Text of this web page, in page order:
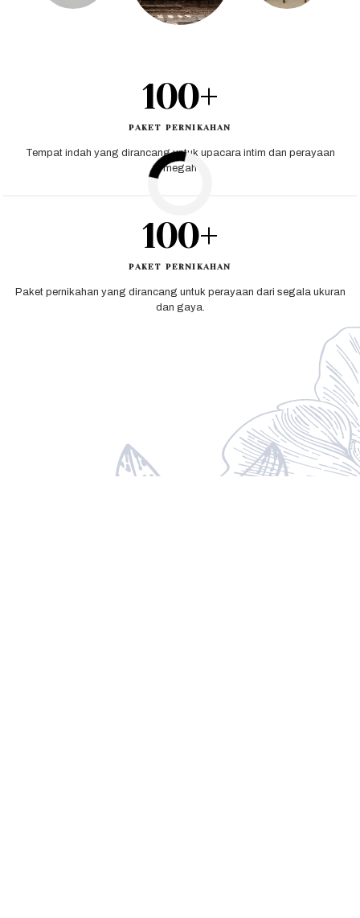
100+
PAKET PERNIKAHAN
Tempat indah yang dirancang untuk upacara intim dan perayaan
megah
100+
PAKET PERNIKAHAN
Paket pernikahan yang dirancang untuk perayaan dari segala ukuran
dan gaya.